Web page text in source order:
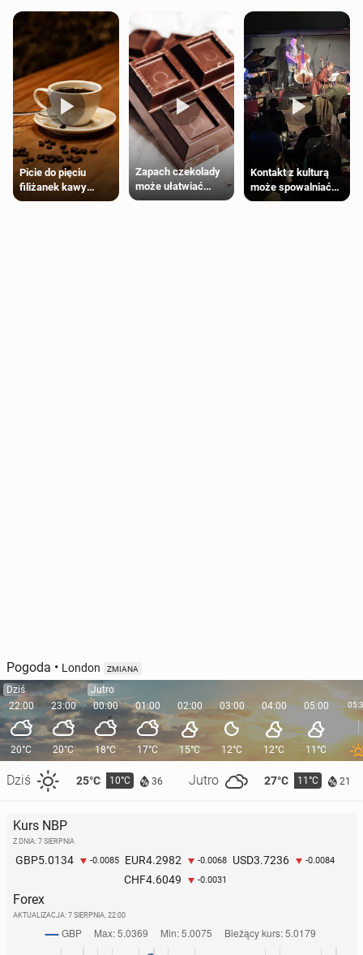
Picie do pięciu
filiżanek kawy
dziennie jest
Zapach czekolady
może ułatwiać
trening siłowy
Kontakt z kulturą
może spowalniać
starzenie
Pogoda • London ZMIANA
Dziś
22:00
20°C
Dziś 25°C 10°C 36 Jutro 27°C 11°C 21
23:00
20°C
Jutro
00:00
18°C
01:00
17°C
02:00
15°C
03:00
12°C
04:00
12°C
05:00
11°C
Kurs NBP
Z DNIA: 7 SIERPNIA
GBP5.0134 -0.0085 EUR4.2982 -0.0068 USD3.7236 -0.0084
CHF4.6049 -0.0031
Forex
AKTUALIZACJA: 7 SIERPNIA, 22:00